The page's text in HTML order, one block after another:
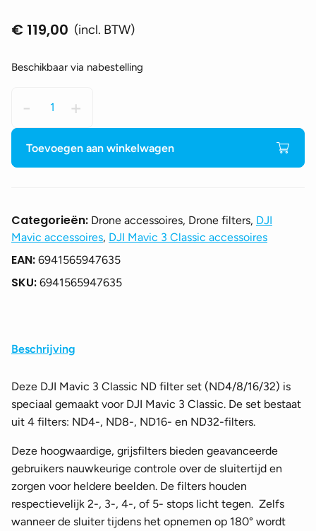
€ 119,00 (incl. BTW)
Beschikbaar via nabestelling
-
Mavic
3
Classic
ND
(ND8/16/32/64)
aantal
+
Toevoegen aan winkelwagen
Categorieën: Drone accessoires, Drone filters, DJI
Mavic accessoires, DJI Mavic 3 Classic accessoires
EAN: 6941565947635
SKU: 6941565947635
Beschrijving
Deze DJI Mavic 3 Classic ND filter set (ND4/8/16/32) is
speciaal gemaakt voor DJI Mavic 3 Classic. De set bestaat
uit 4 filters: ND4-, ND8-, ND16- en ND32-filters.
Deze hoogwaardige, grijsfilters bieden geavanceerde
gebruikers nauwkeurige controle over de sluitertijd en
zorgen voor heldere beelden. De filters houden
respectievelijk 2-, 3-, 4-, of 5- stops licht tegen. Zelfs
wanneer de sluiter tijdens het opnemen op 180° wordt